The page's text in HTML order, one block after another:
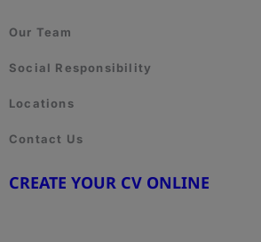
Our Team
Social Responsibility
Locations
Contact Us
CREATE YOUR CV ONLINE